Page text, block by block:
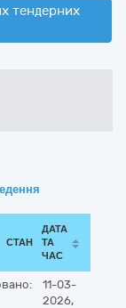
тендерних
СТАН
ДАТА
ТА
ЧАС
11-03-
2026,